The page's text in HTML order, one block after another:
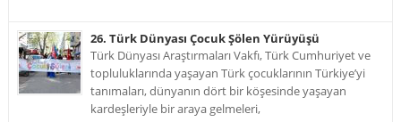
26. Türk Dünyası Çocuk Şölen Yürüyüşü
Türk Dünyası Araştırmaları Vakfı, Türk Cumhuriyet ve
topluluklarında yaşayan Türk çocuklarının Türkiye’yi
tanımaları, dünyanın dört bir köşesinde yaşayan
kardeşleriyle bir araya gelmeleri,